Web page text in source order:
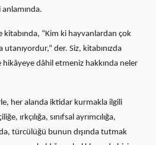
kitabında, “Kim ki hayvanlardan çok
der. Siz, kitabınızda
dâhil etmeniz hakkında neler
her alanda iktidar kurmakla ilgili
ırkçılığa, sınıfsal ayrımcılığa,
türcülüğü bunun dışında tutmak